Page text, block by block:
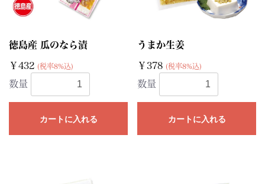
徳島産 瓜のなら漬
￥432 (税率8%込)
数量
カートに入れる
うまか生姜
￥378 (税率8%込)
数量
カートに入れる